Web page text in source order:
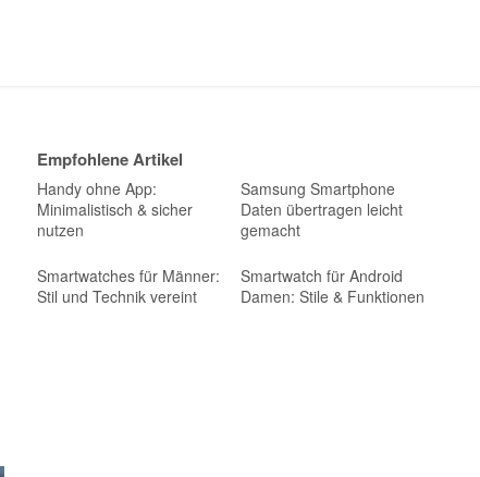
Empfohlene Artikel
Handy ohne App:
Minimalistisch & sicher
nutzen
Samsung Smartphone
Daten übertragen leicht
gemacht
Smartwatches für Männer:
Stil und Technik vereint
Smartwatch für Android
Damen: Stile & Funktionen